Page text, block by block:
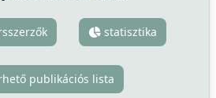
statisztika
publikációs lista